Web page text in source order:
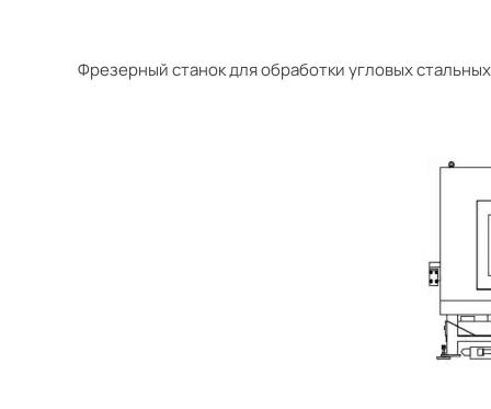
Фрезерный станок для обработки угловых